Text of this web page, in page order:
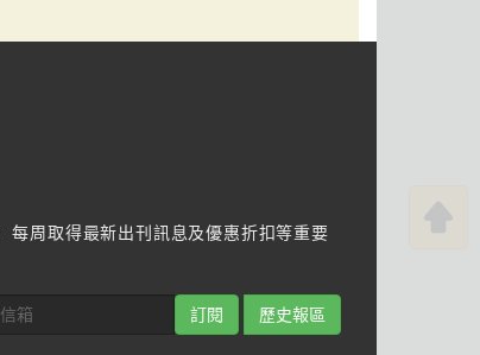
每周取得最新出刊訊息及優惠折扣等重要
訂閱 歷史報區